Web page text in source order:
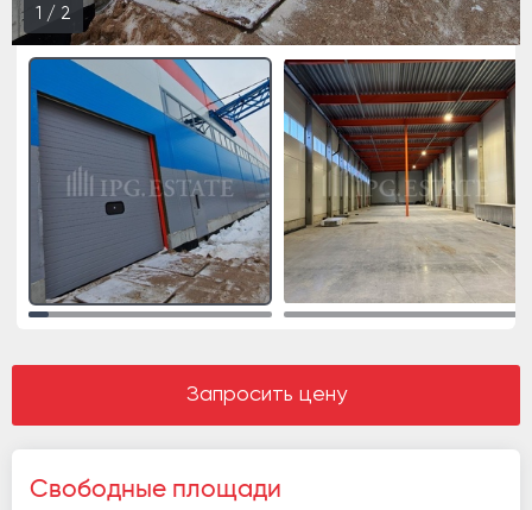
1 / 2
Запросить цену
Свободные площади